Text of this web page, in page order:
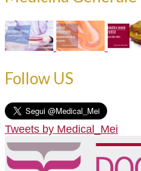
Follow US
Tweets by Medical_Mei